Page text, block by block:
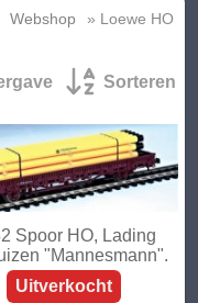
Webshop » Loewe HO
Sorteren
Spoor HO, Lading
"Mannesmann".
Uitverkocht